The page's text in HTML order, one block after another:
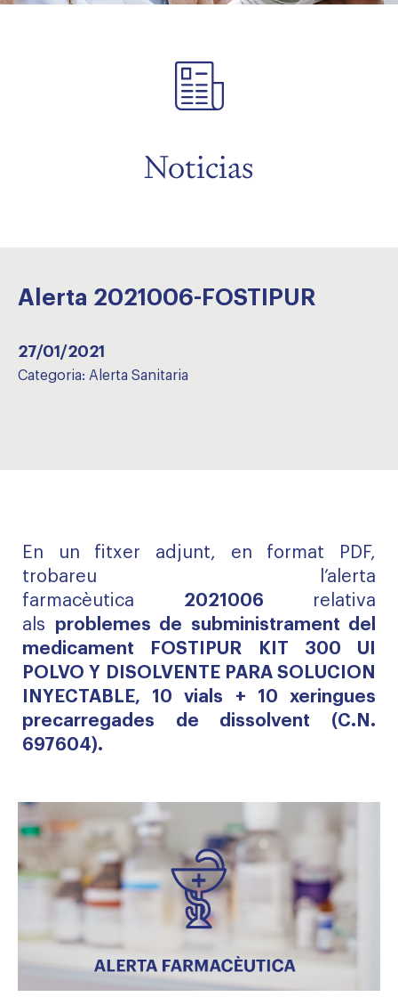
Noticias
Alerta 2021006-FOSTIPUR
27/01/2021
Categoria: Alerta Sanitaria
En un fitxer adjunt, en format PDF,
trobareu l’alerta
farmacèutica 2021006 relativa
als problemes de subministrament del
medicament FOSTIPUR KIT 300 UI
POLVO Y DISOLVENTE PARA SOLUCION
INYECTABLE, 10 vials + 10 xeringues
precarregades de dissolvent (C.N.
697604).